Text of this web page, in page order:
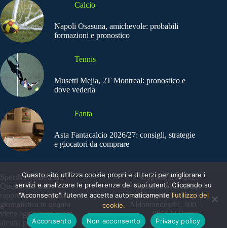
Calcio
Napoli Osasuna, amichevole: probabili
formazioni e pronostico
Tennis
Musetti Mejia, 2T Montreal: pronostico e
dove vederla
Fanta
Asta Fantacalcio 2026/27: consigli, strategie
e giocatori da comprare
SportNews.BetFlag -
Questo sito non
rappresenta una testata
giornalistica in quanto
viene aggiornato senza
alcuna periodicità
Copyright © 2025
SportNews BetFlag
Sede Legale: Via degli
Aldobrandeschi, 300 |
00163 | Roma
Questo sito utilizza cookie propri e di terzi per migliorare i
servizi e analizzare le preferenze dei suoi utenti. Cliccando su
"Acconsento" l'utente accetta automaticamente l'utilizzo dei
cookie.
Acconsento
Non acconsento Privacy policy